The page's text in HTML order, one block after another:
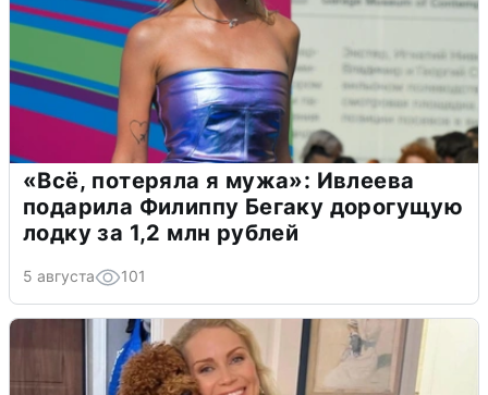
«Всё, потеряла я мужа»: Ивлеева
подарила Филиппу Бегаку дорогущую
лодку за 1,2 млн рублей
5 августа 101